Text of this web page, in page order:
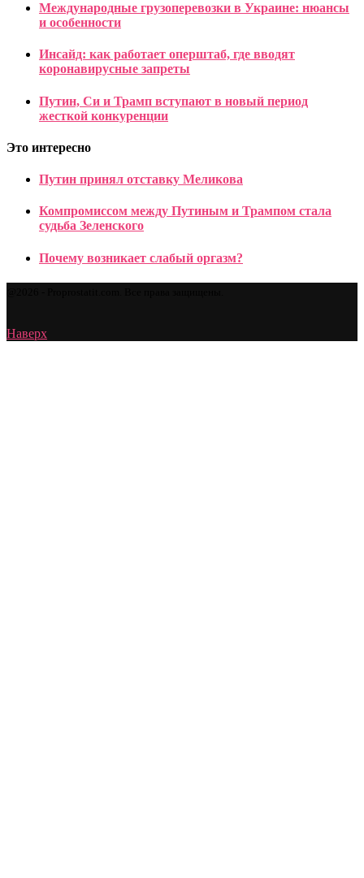
Международные грузоперевозки в Украине: нюансы
и особенности
Инсайд: как работает оперштаб, где вводят
коронавирусные запреты
Путин, Си и Трамп вступают в новый период
жесткой конкуренции
Это интересно
Путин принял отставку Меликова
Компромиссом между Путиным и Трампом стала
судьба Зеленского
Почему возникает слабый оргазм?
Наверх